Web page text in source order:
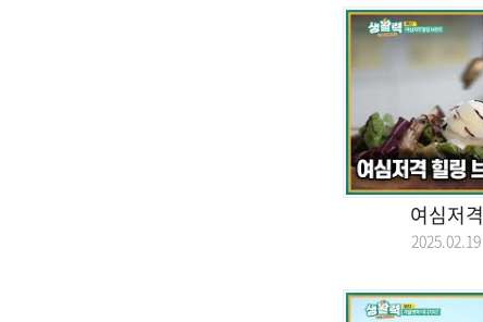
여심저